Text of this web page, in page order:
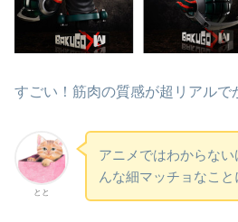
すごい！筋肉の質感が超リアルで
とと
アニメではわからな
んな細マッチョなこ